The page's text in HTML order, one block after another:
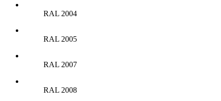
RAL 2004
RAL 2005
RAL 2007
RAL 2008